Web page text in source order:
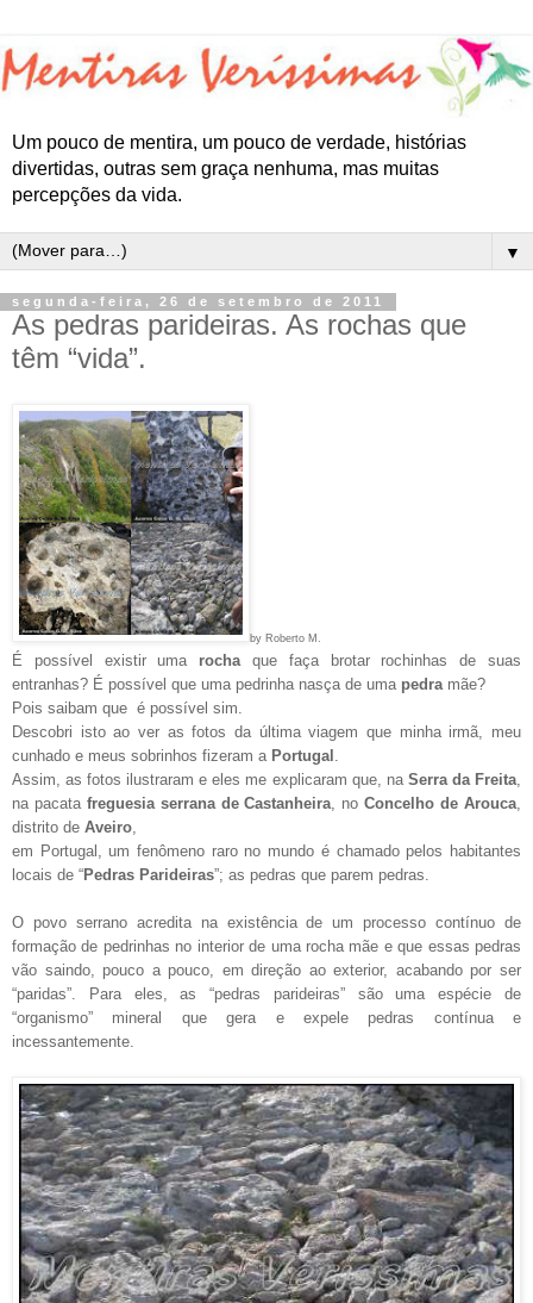
Um pouco de mentira, um pouco de verdade, histórias
divertidas, outras sem graça nenhuma, mas muitas
percepções da vida.
▼
segunda-feira, 26 de setembro de 2011
As pedras parideiras. As rochas que
têm “vida”.
by Roberto M.
É possível existir uma rochaque faça brotar rochinhas de suas
entranhas? É possível que uma pedrinha nasça de uma pedramãe?
Pois saibam que é possível sim.
Descobri isto ao ver as fotos da última viagem que minha irmã, meu
cunhado e meus sobrinhos fizeram a Portugal .
Assim, as fotos ilustraram e eles me explicaram que, na Serra da Freita,
na pacata freguesia serrana de Castanheira, noConcelho de Arouca,
distrito de Aveiro,
em Portugal, um fenômeno raro no mundo é chamado pelos habitantes
locais de “Pedras Parideiras”; as pedras que parem pedras.
O povo serrano acredita na existência de um processo contínuo de
formação de pedrinhas no interior de uma rocha mãe e que essas pedras
vão saindo, pouco a pouco, em direção ao exterior, acabando por ser
“paridas”. Para eles, as “pedras parideiras” são uma espécie de
“organismo” mineral que gera e expele pedras contínua e
incessantemente.